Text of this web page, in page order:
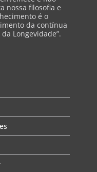
nossa filosofia e
é o
da contínua
Longevidade”.